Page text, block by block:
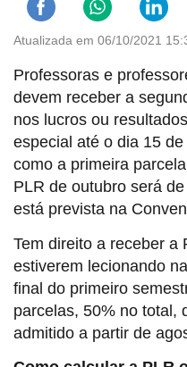
Atualizada em 06/10/2021
Professoras e
devem receber a
nos lucros ou
especial até o dia 15
como a primeira
PLR de outubro será
está prevista na
Tem direito a receber
estiverem lecionando
final do primeiro
parcelas, 50% no total,
admitido a partir de